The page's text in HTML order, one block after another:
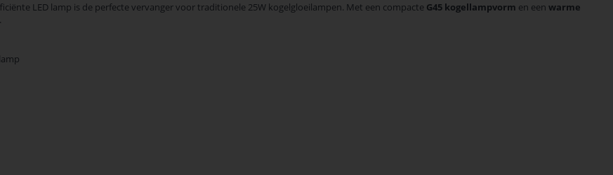
LED lamp is de perfecte vervanger voor traditionele 25W kogelgloeilampen. Met een compacte G45 kogellampvorm en een warme